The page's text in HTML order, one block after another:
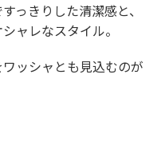
っきりした清潔感と、
ャレなスタイル。
ッシャとも見込むのが